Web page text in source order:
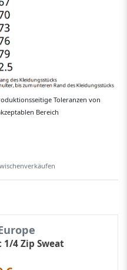
Toleranzen von
Bereich
4 Zip Sweat